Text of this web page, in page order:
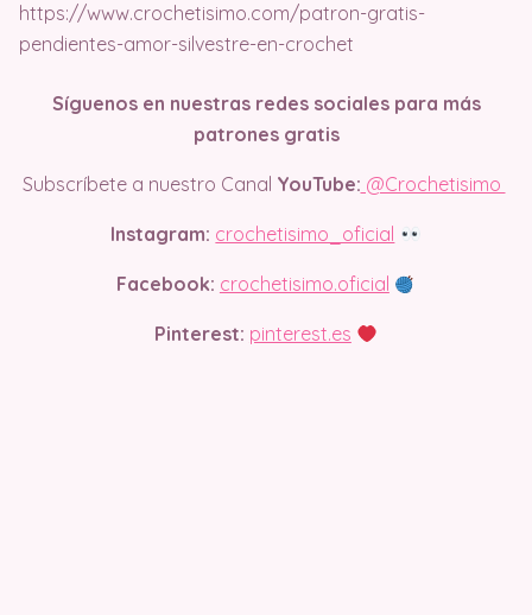
https://www.crochetisimo.com/patron-gratis-
pendientes-amor-silvestre-en-crochet
Síguenos en nuestras redes sociales para más
patrones gratis
Subscríbete a nuestro Canal YouTube: @Crochetisimo
Instagram: crochetisimo_oficial
Facebook: crochetisimo.oficial
Pinterest: pinterest.es